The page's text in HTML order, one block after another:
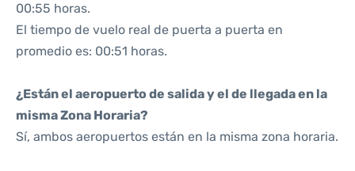
00:55 horas.
El tiempo de vuelo real de puerta a puerta en
promedio es: 00:51 horas.
¿Están el aeropuerto de salida y el de llegada en la
misma Zona Horaria?
Sí, ambos aeropuertos están en la misma zona horaria.